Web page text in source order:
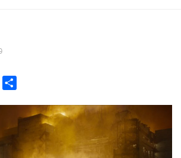
LinkedIn